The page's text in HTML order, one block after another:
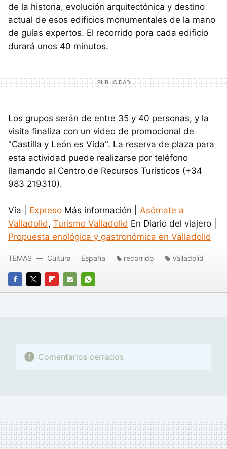
de la historia, evolución arquitectónica y destino
actual de esos edificios monumentales de la mano
de guías expertos. El recorrido pora cada edificio
durará unos 40 minutos.
Los grupos serán de entre 35 y 40 personas, y la
visita finaliza con un video de promocional de
"Castilla y León es Vida". La reserva de plaza para
esta actividad puede realizarse por teléfono
llamando al Centro de Recursos Turísticos (+34
983 219310).
Vía | Expreso Más información | Asómate a
Valladolid, Turismo Valladolid En Diario del viajero |
Propuesta enológica y gastronómica en Valladolid
FACEBOOK
TWITTERFLIPBOARD
E-
WHATSAPP
TEMAS Cultura España recorrido Valladolid
Comentarios cerrados